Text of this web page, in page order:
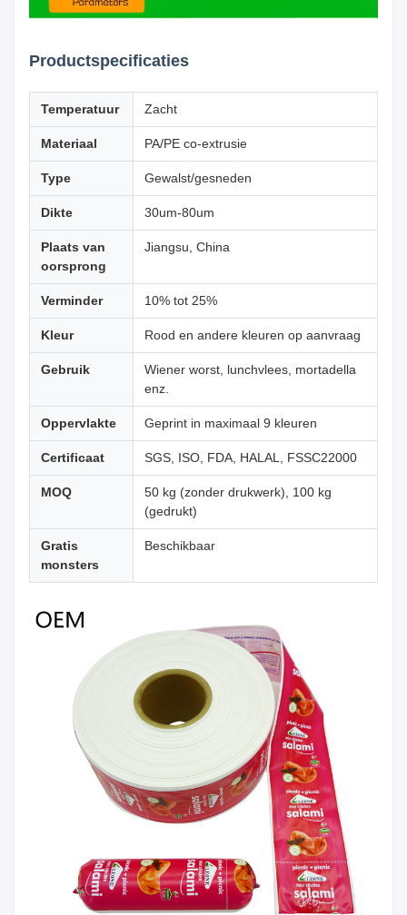
Productspecificaties
Temperatuur Zacht
Materiaal PA/PE co-extrusie
Type Gewalst/gesneden
Dikte 30um-80um
Plaats van
oorsprong
Jiangsu, China
Verminder 10% tot 25%
Kleur Rood en andere kleuren op aanvraag
Gebruik
Wiener worst, lunchvlees, mortadella
enz.
Oppervlakte Geprint in maximaal 9 kleuren
Certificaat SGS, ISO, FDA, HALAL, FSSC22000
MOQ
50 kg (zonder drukwerk), 100 kg
(gedrukt)
Gratis
monsters
Beschikbaar